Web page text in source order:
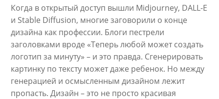
Когда в открытый доступ вышли Midjourney, DALL-E
и Stable Diffusion, многие заговорили о конце
дизайна как профессии. Блоги пестрели
заголовками вроде «Теперь любой может создать
логотип за минуту» – и это правда. Сгенерировать
картинку по тексту может даже ребенок. Но между
генерацией и осмысленным дизайном лежит
пропасть. Дизайн – это не просто красивая